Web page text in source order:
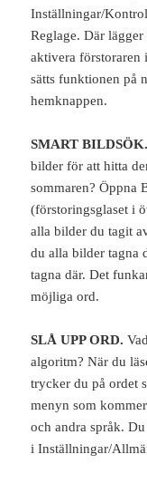
Inställningar/
Reglage. Där
aktivera
sätts funktionen på
hemknappen.
SMART BILDSÖK.
bilder för att hitta
sommaren? Öppna
(förstoringsglaset i
alla bilder du tagit
du alla bilder tagna
tagna där. Det
möjliga ord.
SLÅ UPP ORD.
algoritm? När du
trycker du på ordet
menyn som
och andra språk.
i Inställningar/